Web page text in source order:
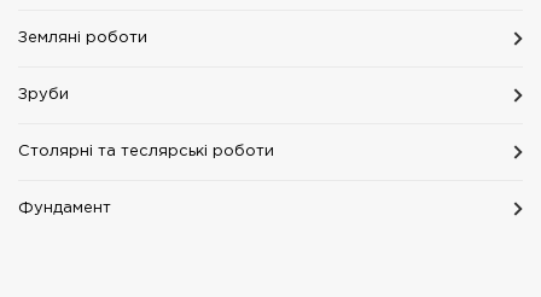
Земляні роботи
Зруби
Столярні та теслярські роботи
Фундамент